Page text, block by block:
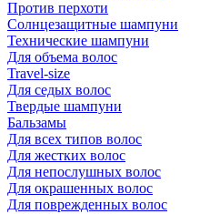
Против перхоти
Солнцезащитные шампуни
Технические шампуни
Для объема волос
Travel-size
Для седых волос
Твердые шампуни
Бальзамы
Для всех типов волос
Для жестких волос
Для непослушных волос
Для окрашенных волос
Для поврежденных волос